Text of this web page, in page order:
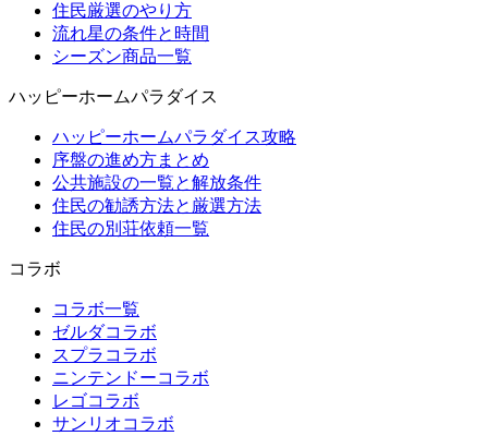
住民厳選のやり方
流れ星の条件と時間
シーズン商品一覧
ハッピーホームパラダイス
ハッピーホームパラダイス攻略
序盤の進め方まとめ
公共施設の一覧と解放条件
住民の勧誘方法と厳選方法
住民の別荘依頼一覧
コラボ
コラボ一覧
ゼルダコラボ
スプラコラボ
ニンテンドーコラボ
レゴコラボ
サンリオコラボ